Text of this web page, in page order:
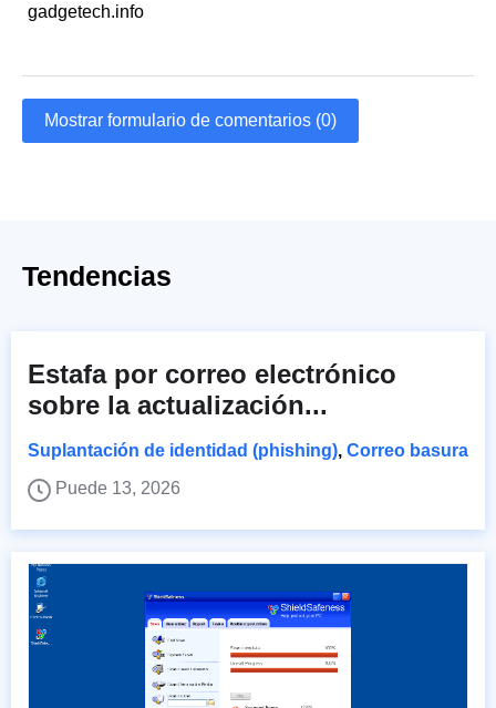
gadgetech.info
Mostrar formulario de comentarios (0)
Tendencias
Estafa por correo electrónico
sobre la actualización...
Suplantación de identidad (phishing), Correo basura
Puede 13, 2026